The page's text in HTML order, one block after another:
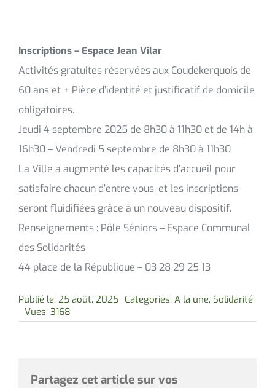
Inscriptions – Espace Jean Vilar
Activités gratuites réservées aux Coudekerquois de
60 ans et + Pièce d’identité et justificatif de domicile
obligatoires.
Jeudi 4 septembre 2025 de 8h30 à 11h30 et de 14h à
16h30 – Vendredi 5 septembre de 8h30 à 11h30
La Ville a augmenté les capacités d’accueil pour
satisfaire chacun d’entre vous, et les inscriptions
seront fluidifiées grâce à un nouveau dispositif.
Renseignements : Pôle Séniors – Espace Communal
des Solidarités
44 place de la République – 03 28 29 25 13
Publié le: 25 août, 2025 Categories: A la une, Solidarité
Vues: 3168
Partagez cet article sur vos